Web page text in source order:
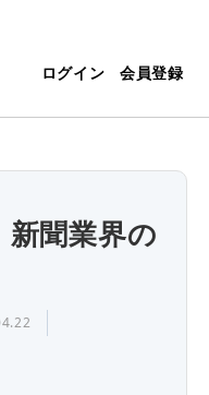
ログイン 会員登録
新聞業界の